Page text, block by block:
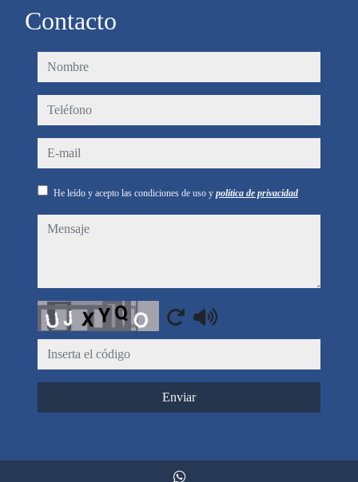
Contacto
nombre
teléfono
e-mail
He leído y acepto las condiciones de uso y política de privacidad
mensaje
Captcha
Enviar